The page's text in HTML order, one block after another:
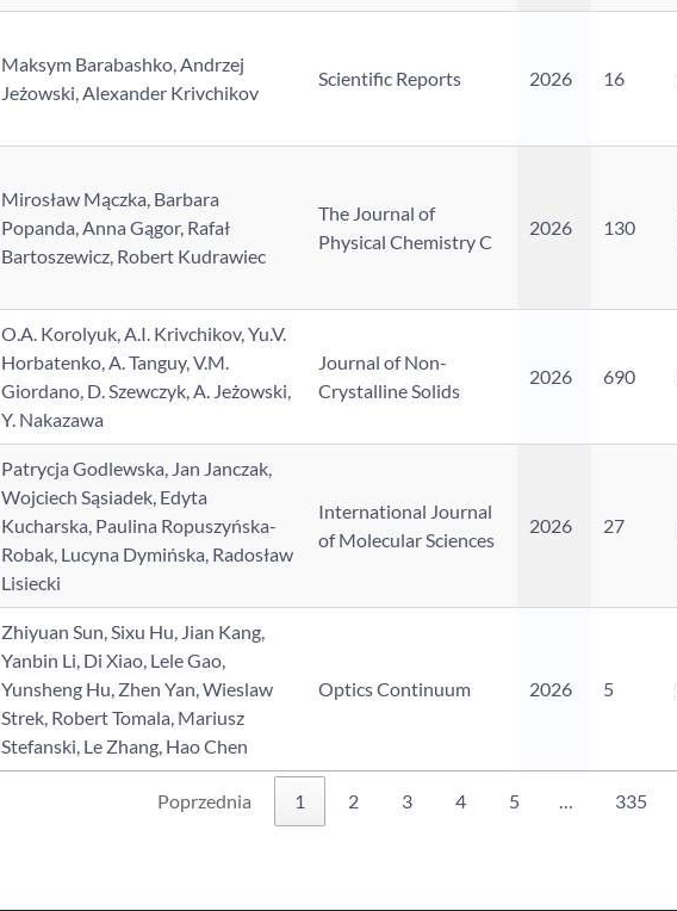
Maksym Barabashko, Andrzej
Jeżowski, Alexander Krivchikov
Scientific Reports 2026 16
Mirosław Mączka, Barbara
Popanda, Anna Gągor, Rafał
Bartoszewicz, Robert Kudrawiec
The Journal of
Physical Chemistry C
2026 130
O.A. Korolyuk, A.I. Krivchikov, Yu.V.
Horbatenko, A. Tanguy, V.M.
Giordano, D. Szewczyk, A. Jeżowski,
Y. Nakazawa
Journal of Non-
Crystalline Solids
2026 690
Patrycja Godlewska, Jan Janczak,
Wojciech Sąsiadek, Edyta
Kucharska, Paulina Ropuszyńska-
Robak, Lucyna Dymińska, Radosław
Lisiecki
International Journal
of Molecular Sciences
2026 27
Zhiyuan Sun, Sixu Hu, Jian Kang,
Yanbin Li, Di Xiao, Lele Gao,
Yunsheng Hu, Zhen Yan, Wieslaw
Strek, Robert Tomala, Mariusz
Stefanski, Le Zhang, Hao Chen
Optics Continuum 2026 5
Poprzednia 1 2 3 4 5 … 335